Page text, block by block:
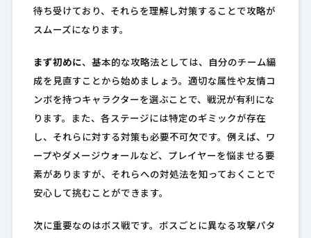
待ち受けており、それらを理解し対策することで攻略が
スムーズになります。
まず初めに、基本的な攻略法としては、自分のチーム編
成を見直すことから始めましょう。適切な属性や友情コ
ンボを持つキャラクターを選ぶことで、戦況が有利にな
ります。また、各ステージには特定のギミックが存在
し、それらに対する対策も必要不可欠です。例えば、ワ
ープやダメージウォールなど、プレイヤーを悩ませる要
素がありますが、それらへの対処法を知っておくことで
安心して挑むことができます。
次に重要なのはボス戦です。ボスごとに異なる攻撃パタ